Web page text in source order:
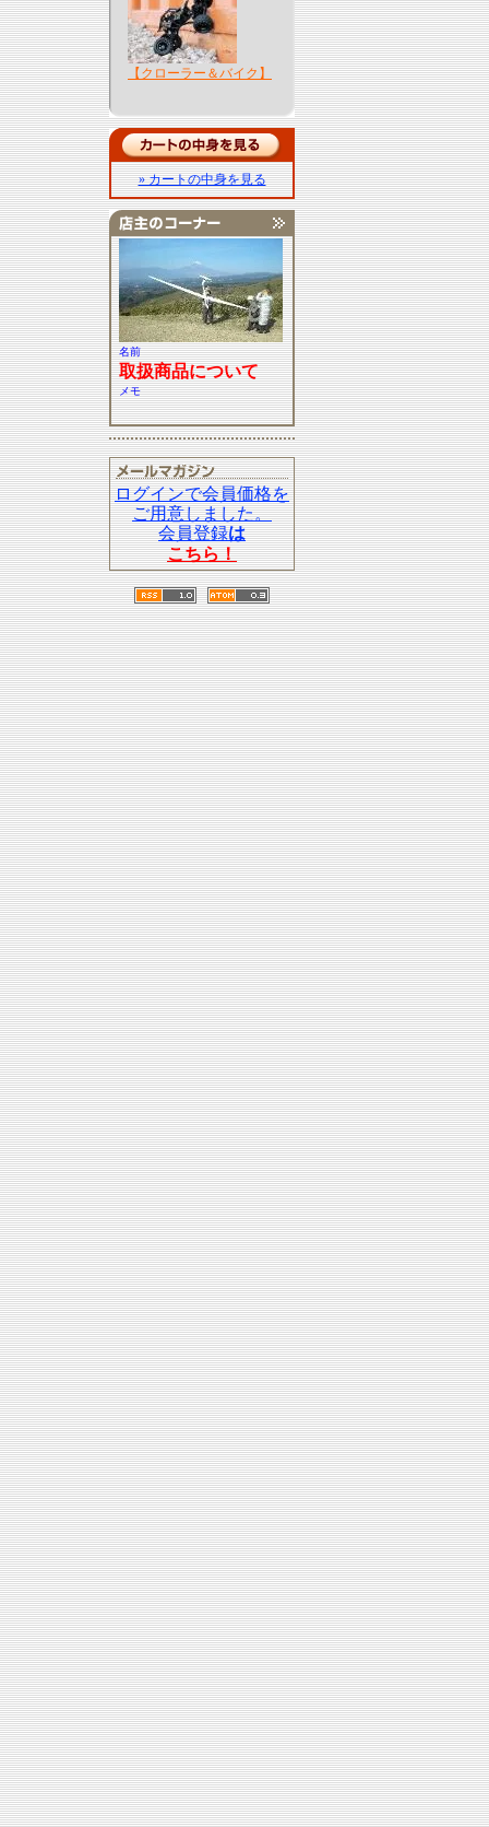
【クローラー＆バイク】
» カートの中身を見る
名前
取扱商品について
メモ
ログインで会員価格を
ご用意しました。
会員登録は
こちら！